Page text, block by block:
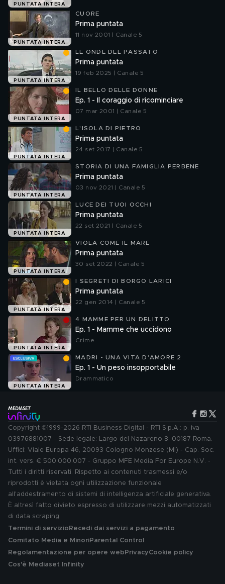
PUNTATA INTERA
PUNTATA INTERA
CUORE
Prima puntata
11 nov 2001 | Canale 5
PUNTATA INTERA
LE ONDE DEL PASSATO
Prima puntata
19 feb 2025 | Canale 5
PUNTATA INTERA
IL BELLO DELLE DONNE
Ep. 1 - Il coraggio di ricominciare
07 mar 2001 | Canale 5
PUNTATA INTERA
L'ISOLA DI PIETRO
Prima puntata
24 set 2017 | Canale 5
PUNTATA INTERA
STORIA DI UNA FAMIGLIA PERBENE
Prima puntata
03 nov 2021 | Canale 5
PUNTATA INTERA
LUCE DEI TUOI OCCHI
Prima puntata
22 set 2021 | Canale 5
PUNTATA INTERA
VIOLA COME IL MARE
Prima puntata
30 set 2022 | Canale 5
PUNTATA INTERA
I SEGRETI DI BORGO LARICI
Prima puntata
22 gen 2014 | Canale 5
PUNTATA INTERA
4 MAMME PER UN DELITTO
Ep. 1 - Mamme che uccidono
Crime
PUNTATA INTERA
MADRI - UNA VITA D'AMORE 2
Ep. 1 - Un peso insopportabile
Drammatico
Copyright ©1999-2026 RTI Business Digital - RTI S.p.A.: p. iva
03976881007 - Sede legale: Largo del Nazareno 8, 00187 Roma.
Uffici: Viale Europa 46, 20093 Cologno Monzese (MI) - Cap. Soc.
int. vers. € 500.000.007 - Gruppo MFE Media For Europe N.V. -
Tutti i diritti riservati. Rispetto ai contenuti trasmessi e/o
riprodotti è vietata ogni utilizzazione funzionale
all'addestramento di sistemi di intelligenza artificiale generativa.
È altresì fatto divieto espresso di utilizzare mezzi automatizzati
di data scraping.
Termini di servizio Recedi dai servizi a pagamento
Comitato Media e MinoriParental Control
Regolamentazione per opere web PrivacyCookie policy
Cos'è Mediaset Infinity